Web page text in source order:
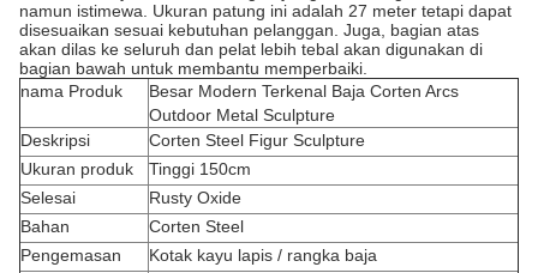
namun istimewa.
Ukuran patung ini adalah 27 meter tetapi dapat
disesuaikan sesuai kebutuhan pelanggan. Juga, bagian atas
akan dilas ke seluruh dan pelat lebih tebal akan digunakan di
bagian bawah untuk membantu memperbaiki.
nama Produk
Besar Modern Terkenal Baja Corten Arcs
Outdoor Metal Sculpture
Deskripsi
Corten Steel Figur Sculpture
Ukuran produk
Tinggi 150cm
Selesai
Rusty Oxide
Bahan
Corten Steel
Pengemasan
Kotak kayu lapis / rangka baja